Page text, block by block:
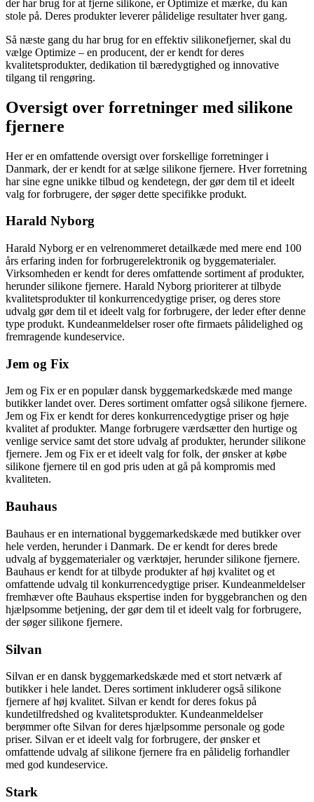
der har brug for at fjerne silikone, er Optimize et mærke, du kan
stole på. Deres produkter leverer pålidelige resultater hver gang.
Så næste gang du har brug for en effektiv silikonefjerner, skal du
vælge Optimize – en producent, der er kendt for deres
kvalitetsprodukter, dedikation til bæredygtighed og innovative
tilgang til rengøring.
Oversigt over forretninger med silikone
fjernere
Her er en omfattende oversigt over forskellige forretninger i
Danmark, der er kendt for at sælge silikone fjernere. Hver forretning
har sine egne unikke tilbud og kendetegn, der gør dem til et ideelt
valg for forbrugere, der søger dette specifikke produkt.
Harald Nyborg
Harald Nyborg er en velrenommeret detailkæde med mere end 100
års erfaring inden for forbrugerelektronik og byggematerialer.
Virksomheden er kendt for deres omfattende sortiment af produkter,
herunder silikone fjernere. Harald Nyborg prioriterer at tilbyde
kvalitetsprodukter til konkurrencedygtige priser, og deres store
udvalg gør dem til et ideelt valg for forbrugere, der leder efter denne
type produkt. Kundeanmeldelser roser ofte firmaets pålidelighed og
fremragende kundeservice.
Jem og Fix
Jem og Fix er en populær dansk byggemarkedskæde med mange
butikker landet over. Deres sortiment omfatter også silikone fjernere.
Jem og Fix er kendt for deres konkurrencedygtige priser og høje
kvalitet af produkter. Mange forbrugere værdsætter den hurtige og
venlige service samt det store udvalg af produkter, herunder silikone
fjernere. Jem og Fix er et ideelt valg for folk, der ønsker at købe
silikone fjernere til en god pris uden at gå på kompromis med
kvaliteten.
Bauhaus
Bauhaus er en international byggemarkedskæde med butikker over
hele verden, herunder i Danmark. De er kendt for deres brede
udvalg af byggematerialer og værktøjer, herunder silikone fjernere.
Bauhaus er kendt for at tilbyde produkter af høj kvalitet og et
omfattende udvalg til konkurrencedygtige priser. Kundeanmeldelser
fremhæver ofte Bauhaus ekspertise inden for byggebranchen og den
hjælpsomme betjening, der gør dem til et ideelt valg for forbrugere,
der søger silikone fjernere.
Silvan
Silvan er en dansk byggemarkedskæde med et stort netværk af
butikker i hele landet. Deres sortiment inkluderer også silikone
fjernere af høj kvalitet. Silvan er kendt for deres fokus på
kundetilfredshed og kvalitetsprodukter. Kundeanmeldelser
berømmer ofte Silvan for deres hjælpsomme personale og gode
priser. Silvan er et ideelt valg for forbrugere, der ønsker et
omfattende udvalg af silikone fjernere fra en pålidelig forhandler
med god kundeservice.
Stark